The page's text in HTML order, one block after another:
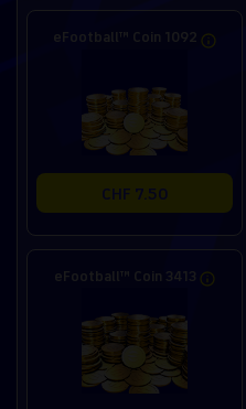
eFootball™ Coin 1092
CHF 7.50
eFootball™ Coin 3413